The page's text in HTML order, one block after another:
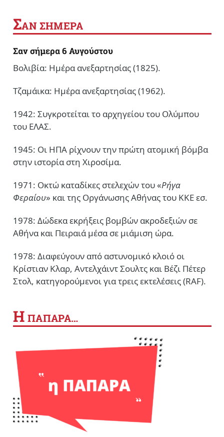
ΣΑΝ ΣΗΜΕΡΑ
Σαν σήμερα 6 Αυγούστου
Βολιβία: Ημέρα ανεξαρτησίας (1825).
Τζαμάικα: Ημέρα ανεξαρτησίας (1962).
1942: Συγκροτείται το αρχηγείου του Ολύμπου
του ΕΛΑΣ.
1945: Οι ΗΠΑ ρίχνουν την πρώτη ατομική βόμβα
στην ιστορία στη Χιροσίμα.
1971: Οκτώ καταδίκες στελεχών του «Ρήγα
Φεραίου» και της Οργάνωσης Αθήνας του ΚΚΕ εσ.
1978: Δώδεκα εκρήξεις βομβών ακροδεξιών σε
Αθήνα και Πειραιά μέσα σε μιάμιση ώρα.
1978: Διαφεύγουν από αστυνομικό κλοιό οι
Κρίστιαν Κλαρ, Αντελχάιντ Σουλτς και Βέζι Πέτερ
Στολ, κατηγορούμενοι για τρεις εκτελέσεις (RAF).
Η ΠΑΠΑΡΑ…